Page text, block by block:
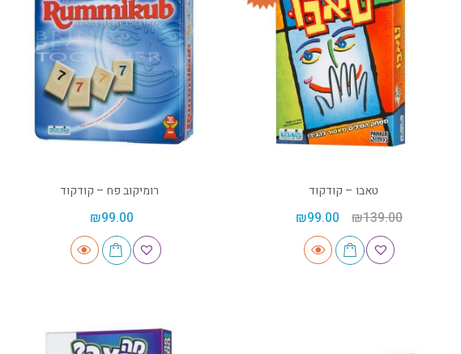
טאבו – קודקוד
₪139.00
₪99.00
רומיקוב פח – קודקוד
₪99.00